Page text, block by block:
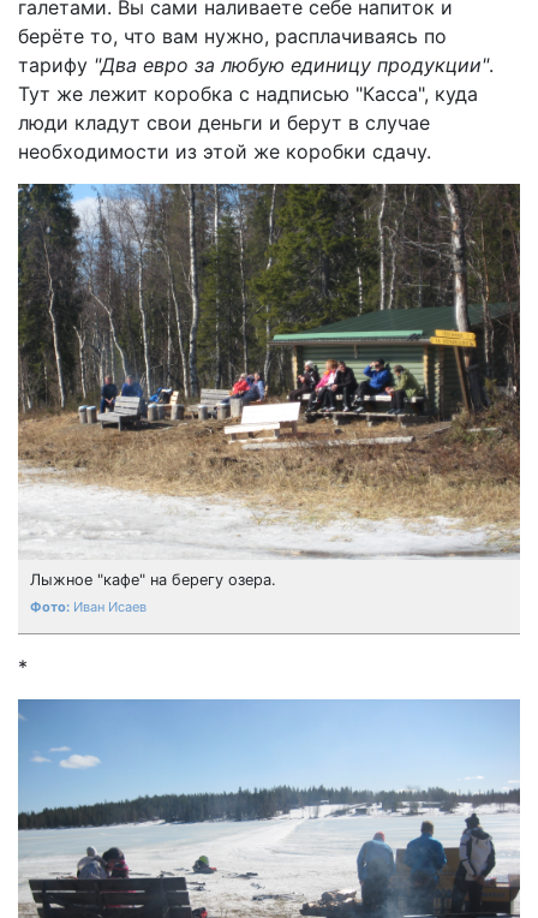
галетами. Вы сами наливаете себе напиток и
берёте то, что вам нужно, расплачиваясь по
тарифу "Два евро за любую единицу продукции".
Тут же лежит коробка с надписью "Касса", куда
люди кладут свои деньги и берут в случае
необходимости из этой же коробки сдачу.
Лыжное "кафе" на берегу озера.
Иван Исаев
*